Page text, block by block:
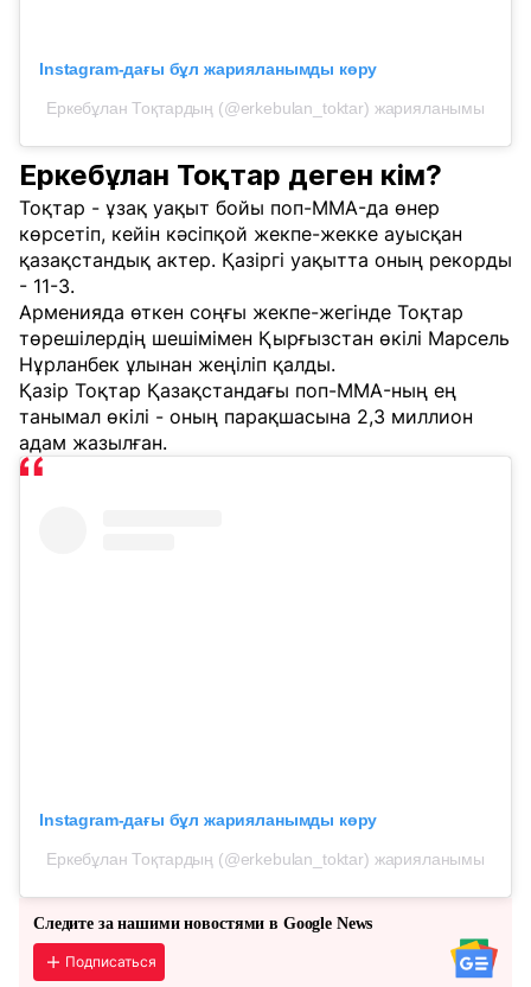
Instagram-дағы бұл жарияланымды көру
Еркебұлан Тоқтардың (@erkebulan_toktar) жарияланымы
Еркебұлан Тоқтар деген кім?
Тоқтар - ұзақ уақыт бойы поп-MMA-да өнер
көрсетіп, кейін кәсіпқой жекпе-жекке ауысқан
қазақстандық актер. Қазіргі уақытта оның рекорды
- 11-3.
Арменияда өткен соңғы жекпе-жегінде Тоқтар
төрешілердің шешімімен Қырғызстан өкілі Марсель
Нұрланбек ұлынан жеңіліп қалды.
Қазір Тоқтар Қазақстандағы поп-MMA-ның ең
танымал өкілі - оның парақшасына 2,3 миллион
адам жазылған.
Instagram-дағы бұл жарияланымды көру
Еркебұлан Тоқтардың (@erkebulan_toktar) жарияланымы
Следите за нашими новостями в Google News
Подписаться